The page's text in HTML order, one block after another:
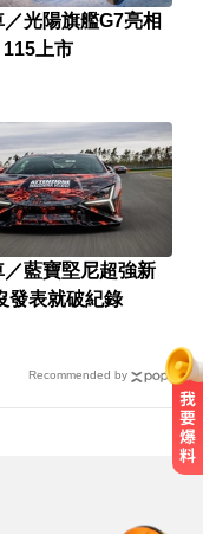
光陽旗艦G7亮相
上市
／藍寶堅尼超強新
發表就破紀錄
Recommended by